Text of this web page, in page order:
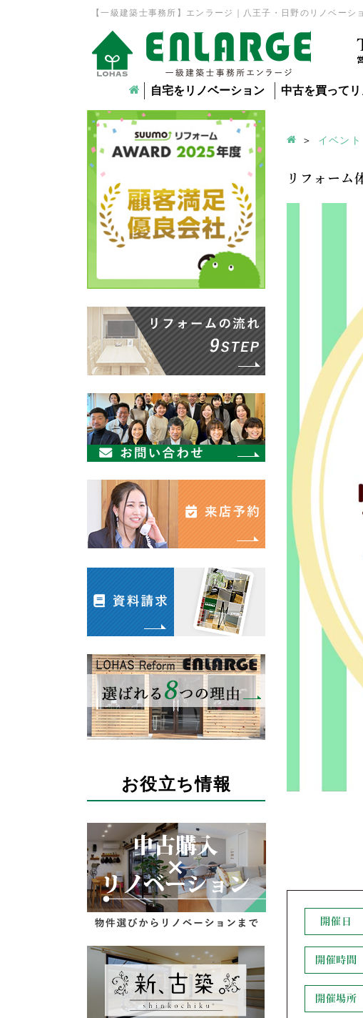
【一級建築士事務所】エンラージ｜八王子・日野のリノベーシ
自宅をリノベーション 中古を買って
お役立ち情報
イベント
リフォーム
開催日
開催時間
開催場所